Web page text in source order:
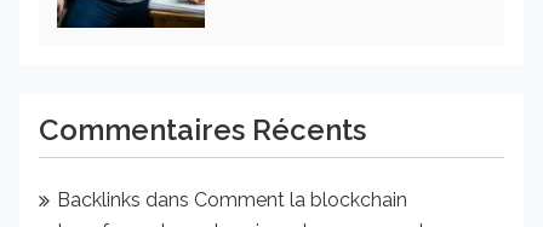
Commentaires Récents
Backlinks dans Comment la blockchain